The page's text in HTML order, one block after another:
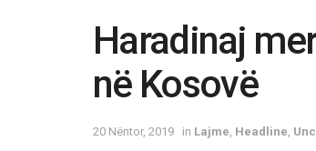
Haradinaj
në Kosovë
20 Nëntor, 2019 in Lajme Headline